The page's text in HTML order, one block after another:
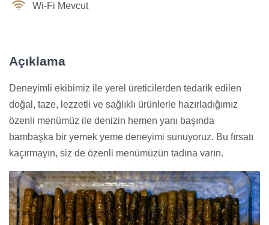
Wi-Fi Mevcut
Açıklama
Deneyimli ekibimiz ile yerel üreticilerden tedarik edilen
doğal, taze, lezzetli ve sağlıklı ürünlerle hazırladığımız
özenli menümüz ile denizin hemen yanı başında
bambaşka bir yemek yeme deneyimi sunuyoruz. Bu fırsatı
kaçırmayın, siz de özenli menümüzün tadına varın.